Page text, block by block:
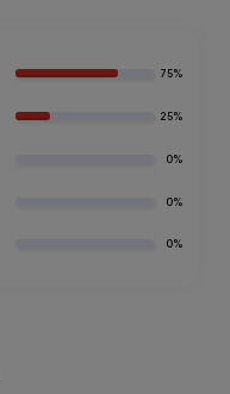
75%
25%
0%
0%
0%